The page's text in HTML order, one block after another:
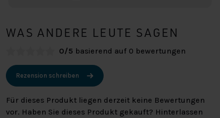
WAS ANDERE LEUTE SAGEN
0/5 basierend auf 0 bewertungen
Rezension schreiben
Für dieses Produkt liegen derzeit keine Bewertungen
vor. Haben Sie dieses Produkt gekauft? Hinterlassen